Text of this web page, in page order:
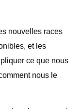
nouvelles races
et les
ce que nous
nous le